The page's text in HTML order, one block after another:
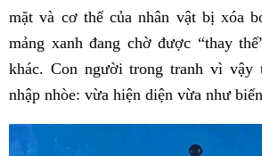
mặt và cơ thể của nhân vật bị xóa
mảng xanh đang chờ được “thay
khác. Con người trong tranh vì vậy
nhập nhòe: vừa hiện diện vừa như